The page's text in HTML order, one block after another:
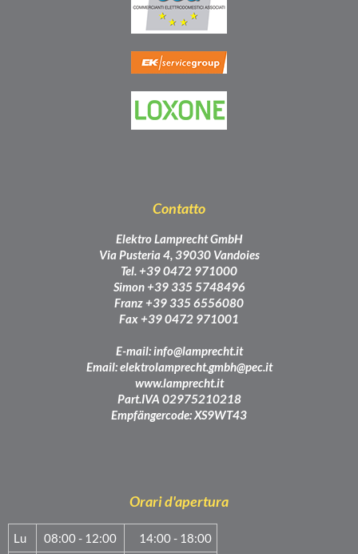
Contatto
Elektro Lamprecht GmbH
Via Pusteria 4, 39030 Vandoies
Tel. +39 0472 971000
Simon +39 335 5748496
Franz +39 335 6556080
Fax +39 0472 971001
E-mail:info@lamprecht.it
Email:elektrolamprecht.gmbh@pec.it
www.lamprecht.it
Part.IVA 02975210218
Empfängercode: XS9WT43
Orari d'apertura
Lu 08:00 - 12:00
14:00 - 18:00